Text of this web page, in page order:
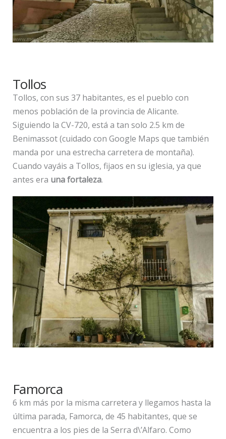
Tollos
Tollos, con sus 37 habitantes, es el pueblo con
menos población de la provincia de Alicante.
Siguiendo la CV-720, está a tan solo 2.5 km de
Benimassot (cuidado con Google Maps que también
manda por una estrecha carretera de montaña).
Cuando vayáis a Tollos, fijaos en su iglesia, ya que
antes era una fortaleza.
Famorca
6 km más por la misma carretera y llegamos hasta la
última parada, Famorca, de 45 habitantes, que se
encuentra a los pies de la Serra d\’Alfaro. Como